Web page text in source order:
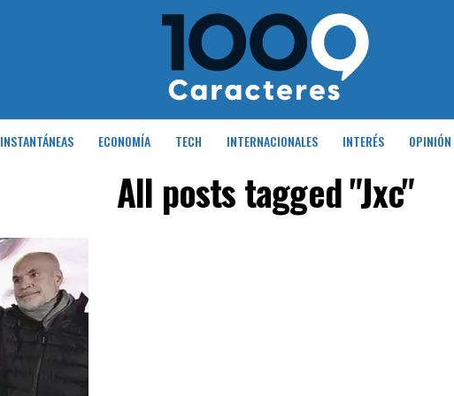
INSTANTÁNEAS ECONOMÍA TECH INTERNACIONALES INTERÉS OPINIÓN
All posts tagged "Jxc"